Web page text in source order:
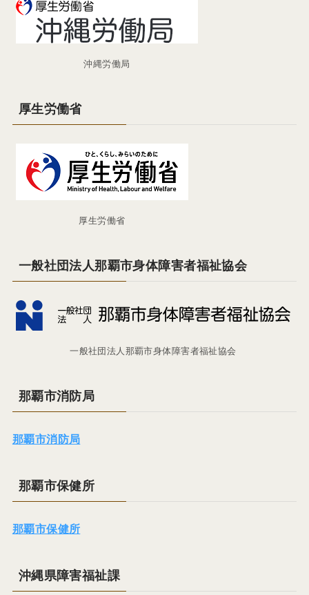
沖縄労働局
厚生労働省
厚生労働省
一般社団法人那覇市身体障害者福祉協会
一般社団法人那覇市身体障害者福祉協会
那覇市消防局
那覇市消防局
那覇市保健所
那覇市保健所
沖縄県障害福祉課